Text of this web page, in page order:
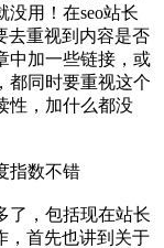
用！‍‍在seo站长
去‍‍重视到内容‍‍是否
中加一些链接，或
都同时要重视这个
性，‍‍加什么都没
指数不错
了，‍‍包括现在站长
，首先也讲到关于